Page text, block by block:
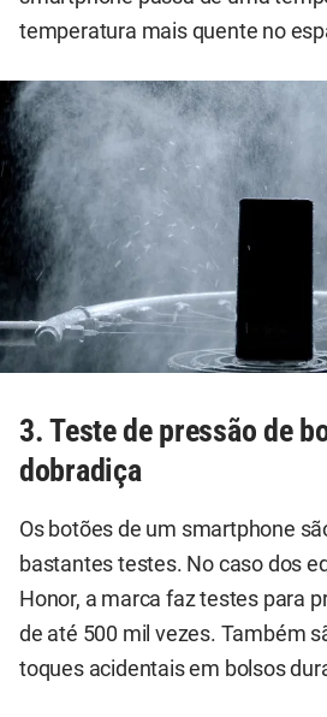
temperatura mais quente no
3. Teste de pressão de
dobradiça
Os botões de um smartphone
bastantes testes. No caso dos
Honor, a marca faz testes para
de até 500 mil vezes. Também
toques acidentais em bolsos